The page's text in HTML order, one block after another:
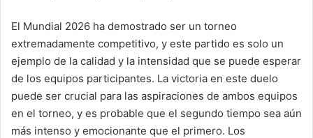
El Mundial 2026 ha demostrado ser un torneo
extremadamente competitivo, y este partido es solo un
ejemplo de la calidad y la intensidad que se puede esperar
de los equipos participantes. La victoria en este duelo
puede ser crucial para las aspiraciones de ambos equipos
en el torneo, y es probable que el segundo tiempo sea aún
más intenso y emocionante que el primero. Los